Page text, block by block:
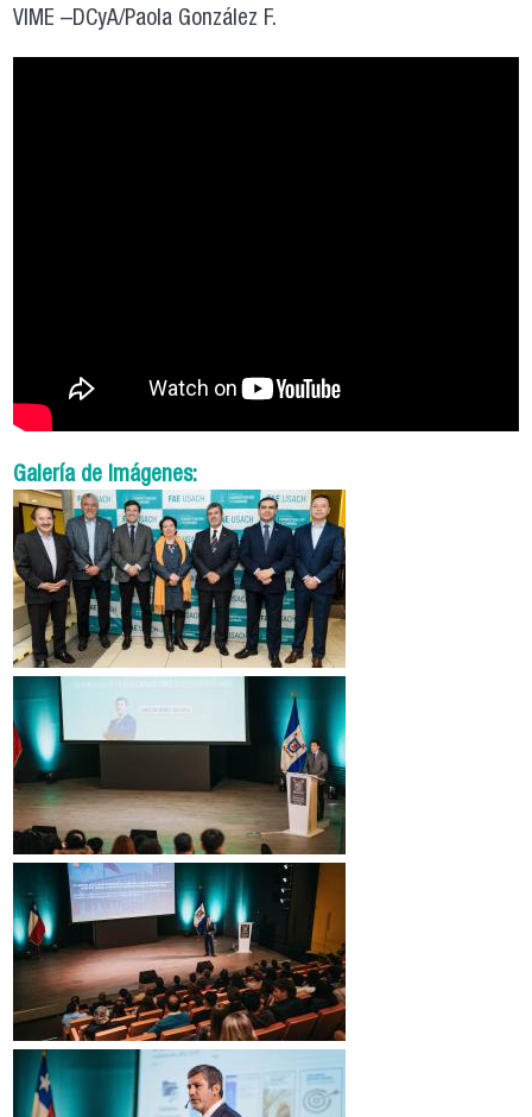
VIME –DCyA/Paola González F.
Galería de Imágenes: